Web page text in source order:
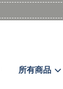
所有商品